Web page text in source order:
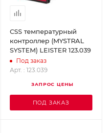
CSS температурный
контроллер (MYSTRAL
SYSTEM) LEISTER 123.039
Под заказ
Арт. : 123.039
ЗАПРОС ЦЕНЫ
ПОД ЗАКАЗ